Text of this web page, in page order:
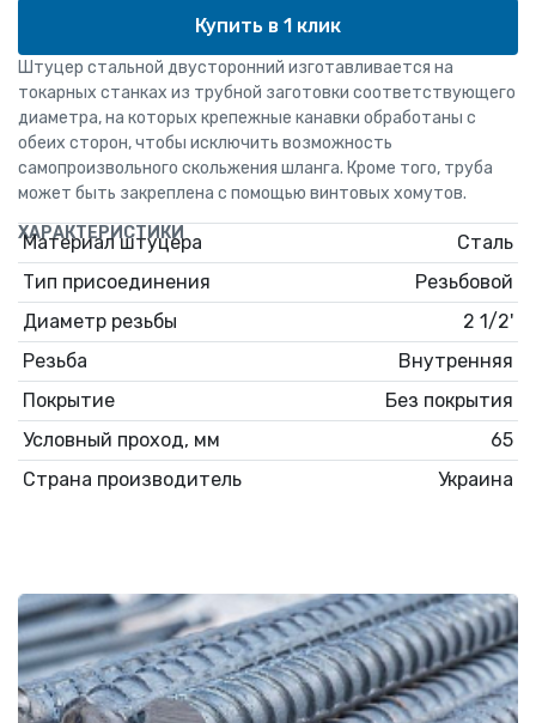
Купить в 1 клик
Штуцер стальной двусторонний изготавливается на
токарных станках из трубной заготовки соответствующего
диаметра, на которых крепежные канавки обработаны с
обеих сторон, чтобы исключить возможность
самопроизвольного скольжения шланга. Кроме того, труба
может быть закреплена с помощью винтовых хомутов.
ХАРАКТЕРИСТИКИ
Материал штуцера
Сталь
Тип присоединения
Резьбовой
Диаметр резьбы
2 1/2'
Резьба
Внутренняя
Покрытие
Без покрытия
Условный проход, мм
65
Страна производитель
Украина